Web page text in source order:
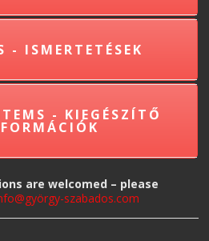
- ISMERTETÉSEK
- KIEGÉSZÍTŐ
are welcomed – please
szabados.com